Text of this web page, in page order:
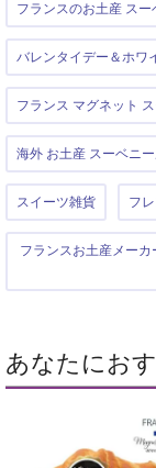
フランスのお土産 スー
バレンタイデー＆ホワ
フランス マグネット
海外 お土産 スーベニー
スイーツ雑貨 フ
フランスお土産メー
あなたにお